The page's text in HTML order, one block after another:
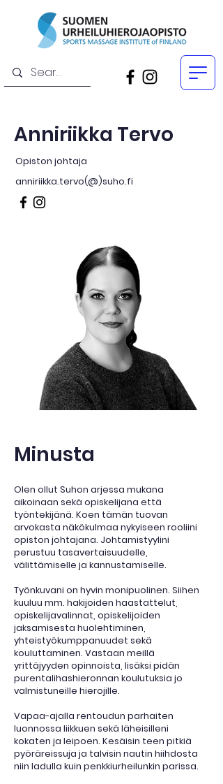
Anniriikka Tervo
Opiston johtaja
anniriikka.tervo(@)suho.fi
Minusta
Olen ollut Suhon arjessa mukana
aikoinaan sekä opiskelijana että
työntekijänä. Koen tämän tuovan
arvokasta näkökulmaa nykyiseen rooliini
opiston johtajana. Johtamistyylini
perustuu tasavertaisuudelle,
välittämiselle ja kannustamiselle.
Työnkuvani on hyvin monipuolinen. Siihen
kuuluu mm. hakijoiden haastattelut,
opiskelijavalinnat, opiskelijoiden
jaksamisesta huolehtiminen,
yhteistyökumppanuudet sekä
kouluttaminen. Vastaan meillä
yrittäjyyden opinnoista, lisäksi pidän
purentalihashieronnan koulutuksia jo
valmistuneille hierojille.
Vapaa-ajalla rentoudun parhaiten
luonnossa liikkuen sekä läheisilleni
kokaten ja leipoen. Kesäisin teen pitkiä
pyöräreissuja ja talvisin nautin hiihdosta
niin ladulla kuin penkkiurheilunkin parissa.